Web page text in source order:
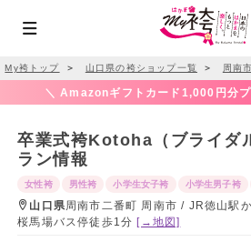
My袴トップ ＞ 山口県の袴ショップ一覧 ＞ 周南
＼ Amazonギフトカード1,000円分
卒業式袴Kotoha（ブライダ
ラン情報
女性袴 男性袴 小学生女子袴 小学生男子袴
山口県周南市二番町 周南市 / JR徳山
桜馬場バス停徒歩1分[→地図]